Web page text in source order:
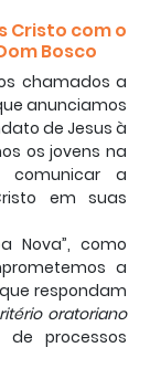
Cristo com o
Bosco
chamados a
anunciamos
de Jesus à
os jovens na
comunicar a
em suas
Nova”, como
a
respondam
oratoriano
processos
para que o